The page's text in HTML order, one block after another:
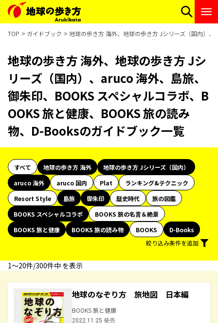
TOP ガイドブック 地球の歩き方 海外、地球の歩き方 Jシリーズ（国内）
地球の歩き方 海外、地球の歩き方 Jシ
リーズ（国内）、aruco 海外、島旅、
御朱印、BOOKS スペシャルコラボ、B
OOKS 旅と健康、BOOKS 旅の読み
物、D-Booksのガイドブック一覧
すべて 地球の歩き方 海外
地球の歩き方 Jシリーズ（国内）
aruco 海外
aruco 国内 Plat
ランキング&テクニック
Resort Style
島旅 御朱印 歴史時代
旅の図鑑
BOOKS スペシャルコラボ
BOOKS 旅の名言＆絶景
BOOKS 旅と健康
BOOKS 旅の読み物 BOOKS
D-Books
絞り込み条件を追加
1〜20件/300件中 を表示
地球のなぞり方 旅地図 日本編
BOOKS 旅と健康
2022.11.25 発売